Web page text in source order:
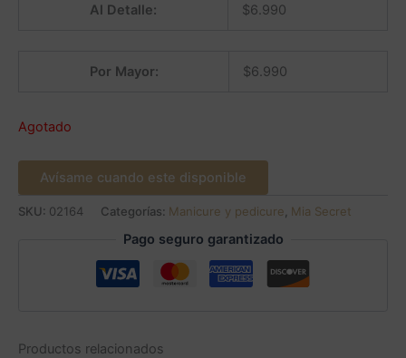
Al Detalle: $6.990
Por Mayor: $6.990
Agotado
Avísame cuando este disponible
SKU: 02164 Categorías: Manicure y pedicure Mia Secret
Pago seguro garantizado
Productos relacionados